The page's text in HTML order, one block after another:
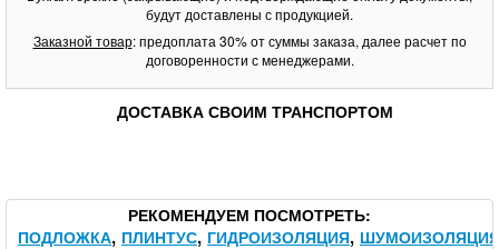
будут доставлены с продукцией.
Заказной товар: предоплата 30% от суммы заказа, далее расчет по
договоренности с менеджерами.
ДОСТАВКА СВОИМ ТРАНСПОРТОМ
РЕКОМЕНДУЕМ ПОСМОТРЕТЬ
ПОДЛОЖКА ПЛИНТУС ГИДРОИЗОЛЯЦИЯ ШУМОИЗОЛЯЦИЯ